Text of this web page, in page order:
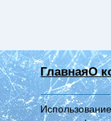
ГлавнаяО